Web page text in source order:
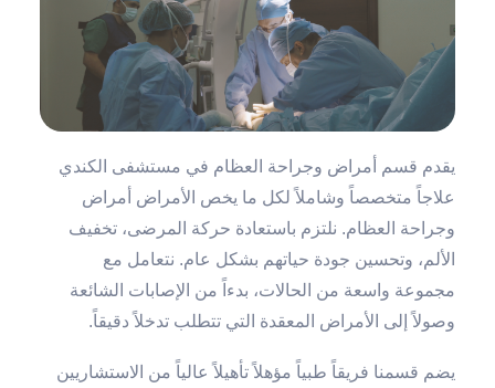
يقدم قسم أمراض وجراحة العظام في مستشفى الكندي
علاجاً متخصصاً وشاملاً لكل ما يخص الأمراض أمراض
وجراحة العظام. نلتزم باستعادة حركة المرضى، تخفيف
الألم، وتحسين جودة حياتهم بشكل عام. نتعامل مع
مجموعة واسعة من الحالات، بدءاً من الإصابات الشائعة
وصولاً إلى الأمراض المعقدة التي تتطلب تدخلاً دقيقاً.
يضم قسمنا فريقاً طبياً مؤهلاً تأهيلاً عالياً من الاستشاريين